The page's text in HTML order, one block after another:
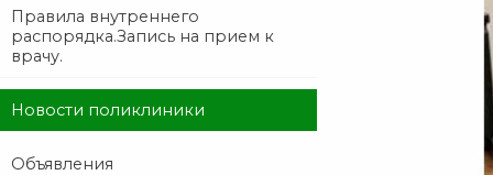
Правила внутреннего
распорядка.Запись на прием к
врачу.
Новости поликлиники
Объявления